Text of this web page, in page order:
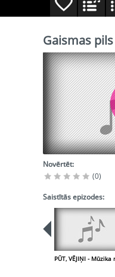
Gaismas pils
Novērtēt:
(0)
Saistītās epizodes: